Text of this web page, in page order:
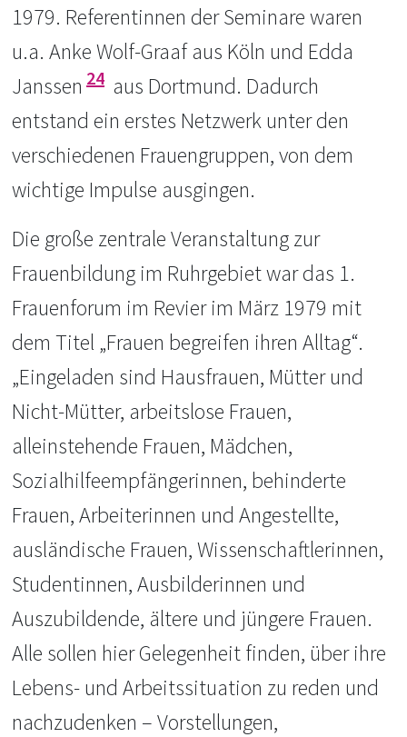
1979. Referentinnen der Seminare waren
u.a. Anke Wolf-Graaf aus Köln und Edda
Janssen 24 aus Dortmund. Dadurch
entstand ein erstes Netzwerk unter den
verschiedenen Frauengruppen, von dem
wichtige Impulse ausgingen.
Die große zentrale Veranstaltung zur
Frauenbildung im Ruhrgebiet war das 1.
Frauenforum im Revier im März 1979 mit
dem Titel „Frauen begreifen ihren Alltag“.
„Eingeladen sind Hausfrauen, Mütter und
Nicht-Mütter, arbeitslose Frauen,
alleinstehende Frauen, Mädchen,
Sozialhilfeempfängerinnen, behinderte
Frauen, Arbeiterinnen und Angestellte,
ausländische Frauen, Wissenschaftlerinnen,
Studentinnen, Ausbilderinnen und
Auszubildende, ältere und jüngere Frauen.
Alle sollen hier Gelegenheit finden, über ihre
Lebens- und Arbeitssituation zu reden und
nachzudenken – Vorstellungen,